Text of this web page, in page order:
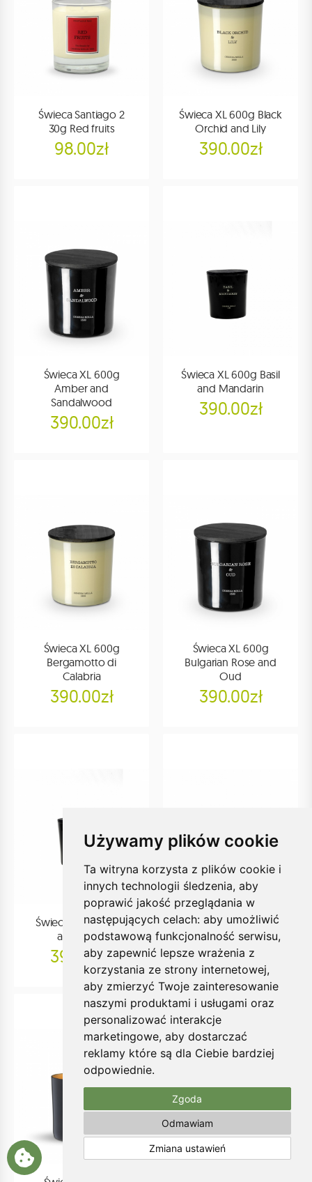
Używamy plików cookie
Ta witryna korzysta z plików cookie i
innych technologii śledzenia, aby
poprawić jakość przeglądania w
następujących celach: aby umożliwić
podstawową funkcjonalność serwisu,
aby zapewnić lepsze wrażenia z
korzystania ze strony internetowej,
aby zmierzyć Twoje zainteresowanie
naszymi produktami i usługami oraz
personalizować interakcje
marketingowe, aby dostarczać
reklamy które są dla Ciebie bardziej
odpowiednie.
Zgoda
Odmawiam
Zmiana ustawień
Świeca Santiago 2
30g Red fruits
98.00zł
Świeca XL 600g Black
Orchid and Lily
390.00zł
Świeca XL 600g
Amber and
Sandalwood
390.00zł
Świeca XL 600g Basil
and Mandarin
390.00zł
Świeca XL 600g
Bergamotto di
Calabria
390.00zł
Świeca XL 600g
Bulgarian Rose and
Oud
390.00zł
Świeca XL 600g Fig
and Citrus
390.00zł
Świeca XL 600g
French Linen
390.00zł